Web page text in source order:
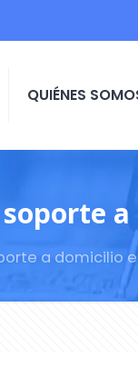
QUIÉNES
a domicilio